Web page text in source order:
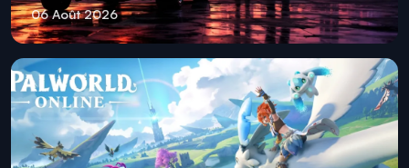
06 Août 2026